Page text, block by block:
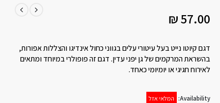
₪57.00
דגם קיוטו נייט בעל עיטורי עלים בגווני כחול אינדיגו והצללות אפורות,
בהשראת המרקמים של גן יפני עדין. דגם זה פופולרי במיוחד ומתאים
לאירוח חגיגי או יומיומי כאחד.
Availability:
המלאי אזל